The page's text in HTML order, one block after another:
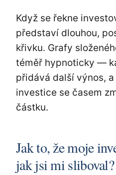
Když se řekne
představí dlouhou,
křivku. Grafy
téměř hypnoticky —
přidává další výnos,
investice se časem
částku.
Jak to, že moje
jak jsi mi sliboval?